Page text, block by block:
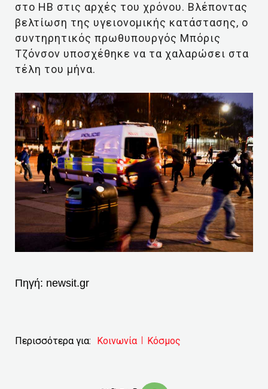
στο ΗΒ στις αρχές του χρόνου. Βλέποντας
βελτίωση της υγειονομικής κατάστασης, ο
συντηρητικός πρωθυπουργός Μπόρις
Τζόνσον υποσχέθηκε να τα χαλαρώσει στα
τέλη του μήνα.
Πηγή: newsit.gr
Περισσότερα για: Κοινωνία Κόσμος